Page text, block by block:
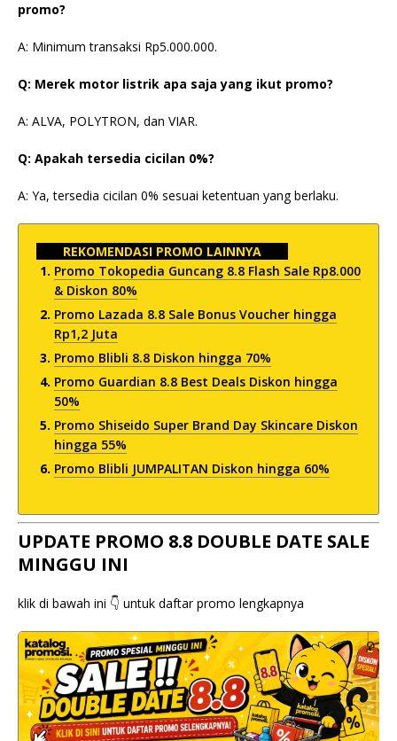
promo?
A: Minimum transaksi Rp5.000.000.
Q: Merek motor listrik apa saja yang ikut promo?
A: ALVA, POLYTRON, dan VIAR.
Q: Apakah tersedia cicilan 0%?
A: Ya, tersedia cicilan 0% sesuai ketentuan yang berlaku.
REKOMENDASI PROMO LAINNYA
Promo Tokopedia Guncang 8.8 Flash Sale Rp8.000
& Diskon 80%
Promo Lazada 8.8 Sale Bonus Voucher hingga
Rp1,2 Juta
Promo Blibli 8.8 Diskon hingga 70%
Promo Guardian 8.8 Best Deals Diskon hingga
50%
Promo Shiseido Super Brand Day Skincare Diskon
hingga 55%
Promo Blibli JUMPALITAN Diskon hingga 60%
UPDATE PROMO 8.8 DOUBLE DATE SALE
MINGGU INI
klik di bawah ini 👇 untuk daftar promo lengkapnya